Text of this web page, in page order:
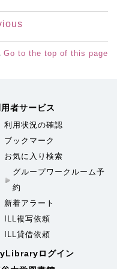
Go to the top of this page
者サービス
利用状況の確認
ブックマーク
お気に入り検索
グループワークルーム予
約
新着アラート
ILL複写依頼
ILL貸借依頼
ログイン